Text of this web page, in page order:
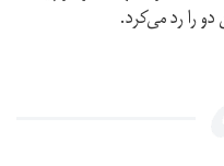
دو را رد می‌کرد.